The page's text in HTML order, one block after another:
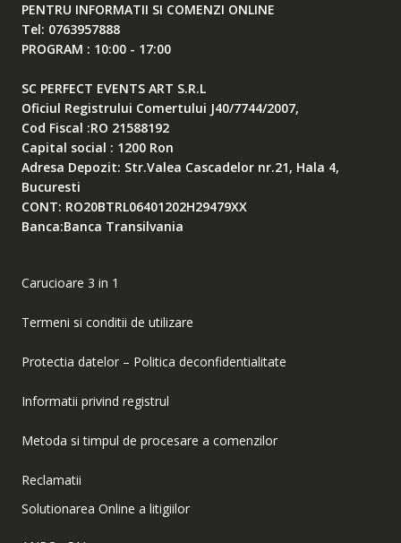
PENTRU INFORMATII SI COMENZI ONLINE
Tel: 0763957888
PROGRAM : 10:00 - 17:00
SC PERFECT EVENTS ART S.R.L
Oficiul Registrului Comertului J40/7744/2007,
Cod Fiscal :RO 21588192
Capital social : 1200 Ron
Adresa Depozit: Str.Valea Cascadelor nr.21, Hala 4,
Bucuresti
CONT: RO20BTRL06401202H29479XX
Banca:Banca Transilvania
Carucioare 3 in 1
Termeni si conditii de utilizare
Protectia datelor – Politica deconfidentialitate
Informatii privind registrul
Metoda si timpul de procesare a comenzilor
Reclamatii
Solutionarea Online a litigiilor